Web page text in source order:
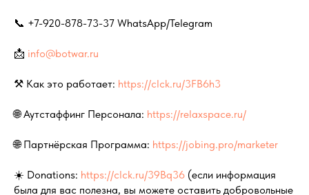
📞 +7-920-878-73-37 WhatsApp/Telegram
📩 info@botwar.ru
⚒️ Как это работает: https://clck.ru/3FB6h3
🌐 Аутстаффинг Персонала: https://relaxspace.ru/
🌐 Партнёрская Программа: https://jobing.pro/marketer
☀️ Donations: https://clck.ru/39Bq36 (если информация
была для вас полезна, вы можете оставить добровольные